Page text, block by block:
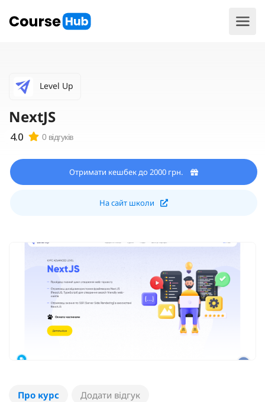
Level Up
NextJS
0 відгуків
Отримати кешбек до 2000 грн.
На сайт школи
Про курс Додати відгук